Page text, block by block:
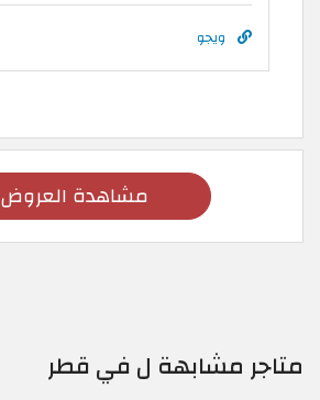
ويجو
مشاهدة العروض
متاجر مشابهة ل في قطر